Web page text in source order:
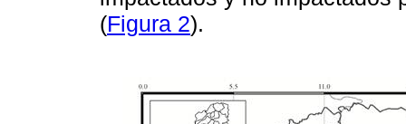
(Figura 2).